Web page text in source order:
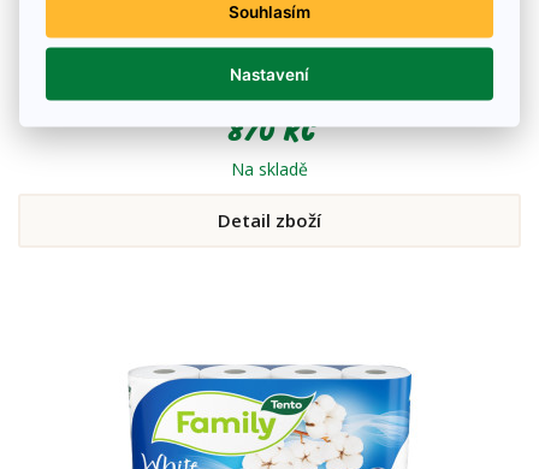
komfort. Jedná se o dvouvrstvý papír takže rulička nabízí více, než u
silnějších variant. Pokud řešíte i otázku zátěže přírody, bude vás určitě
zajímat, že se jedná o recyklovaný výrobek a neškodí tak životnímu
prostředí. V obrovském XXL balíku získáte celkem 64 ks rolí. Je dokonale
pevný a jemný, aby poskytoval potřebný komfort coby jednovrstvý papír.
870 Kč
Na skladě
Detail zboží
Souhlasím
Nastavení